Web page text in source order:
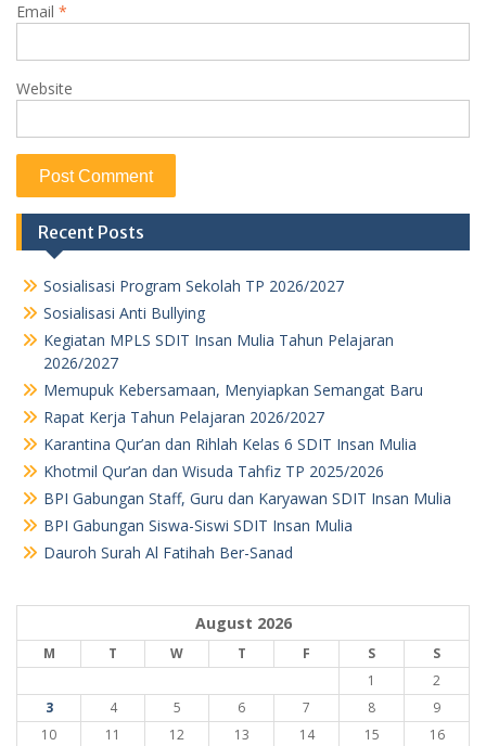
Email *
Website
Recent Posts
Sosialisasi Program Sekolah TP 2026/2027
Sosialisasi Anti Bullying
Kegiatan MPLS SDIT Insan Mulia Tahun Pelajaran
2026/2027
Memupuk Kebersamaan, Menyiapkan Semangat Baru
Rapat Kerja Tahun Pelajaran 2026/2027
Karantina Qur’an dan Rihlah Kelas 6 SDIT Insan Mulia
Khotmil Qur’an dan Wisuda Tahfiz TP 2025/2026
BPI Gabungan Staff, Guru dan Karyawan SDIT Insan Mulia
BPI Gabungan Siswa-Siswi SDIT Insan Mulia
Dauroh Surah Al Fatihah Ber-Sanad
August 2026
M T W T F S
S
1
2
3
4 5 6 7 8
9
10
11 12 13 14 15
16